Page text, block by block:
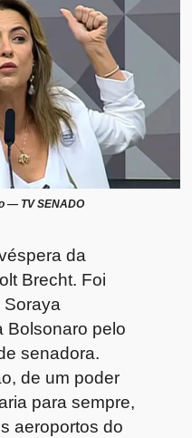
— TV SENADO
da
Brecht. Foi
Bolsonaro pelo
senadora.
de um poder
para sempre,
aeroportos do